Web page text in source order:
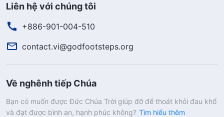
Liên hệ với chúng tôi
+886-901-004-510
contact.vi@godfootsteps.org
Về nghênh tiếp Chúa
Bạn có muốn được Đức Chúa Trời giúp đỡ để thoát khỏi đau khổ
và đạt được bình an, hạnh phúc không? Tìm hiểu thêm